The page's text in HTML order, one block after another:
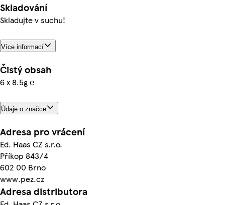
Skladování
Skladujte v suchu!
Více informací
Čistý obsah
6 x 8.5g ℮
Údaje o značce
Adresa pro vrácení
Ed. Haas CZ s.r.o.
Příkop 843/4
602 00 Brno
www.pez.cz
Adresa distributora